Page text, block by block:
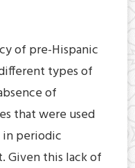
of pre-Hispanic
types of
of
that were used
periodic
Given this lack of